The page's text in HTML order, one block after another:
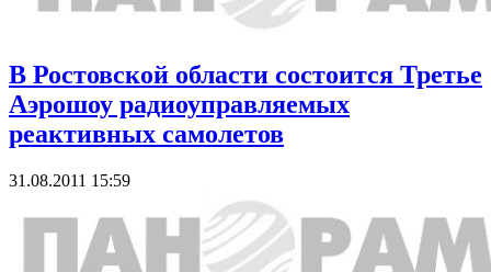
В Ростовской области состоится Третье
Аэрошоу радиоуправляемых
реактивных самолетов
31.08.2011 15:59